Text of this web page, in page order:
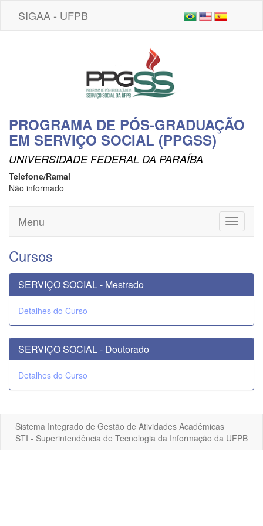
SIGAA - UFPB
PROGRAMA DE PÓS-GRADUAÇÃO
EM SERVIÇO SOCIAL (PPGSS)
UNIVERSIDADE FEDERAL DA PARAÍBA
Telefone/Ramal
Não informado
Toggle
Menu
Cursos
SERVIÇO SOCIAL - Mestrado
Detalhes do Curso
SERVIÇO SOCIAL - Doutorado
Detalhes do Curso
Sistema Integrado de Gestão de Atividades Acadêmicas
STI - Superintendência de Tecnologia da Informação da UFPB